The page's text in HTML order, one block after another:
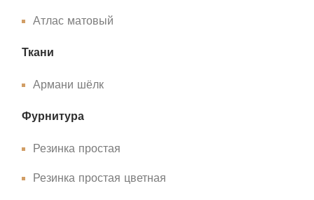
Атлас матовый
Ткани
Армани шёлк
Фурнитура
Резинка простая
Резинка простая цветная